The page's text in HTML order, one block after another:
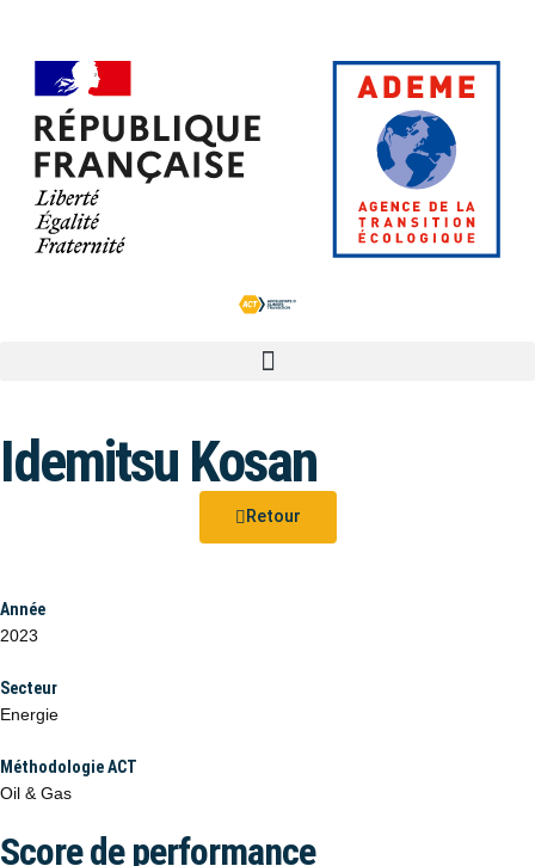
Idemitsu Kosan
Retour
Année
2023
Secteur
Energie
Méthodologie ACT
Oil & Gas
Score de performance